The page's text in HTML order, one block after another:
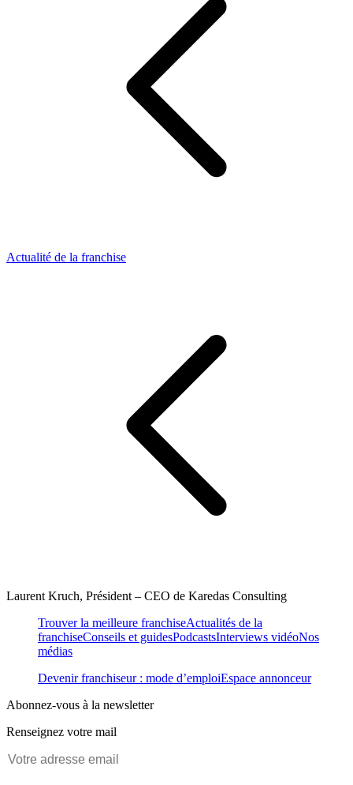
Actualité de la franchise
Laurent Kruch, Président – CEO de Karedas Consulting
Trouver la meilleure franchiseActualités de la
franchiseConseils et guidesPodcastsInterviews vidéoNos
médias
Devenir franchiseur : mode d’emploiEspace annonceur
Abonnez-vous à la newsletter
Renseignez votre mail